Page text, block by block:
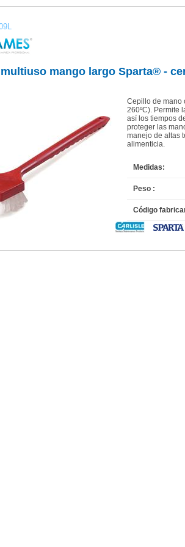
mango largo Sparta® -
Cepillo de mano
260ºC). Permite
así los tiempos
proteger las
manejo de altas
alimenticia.
Medidas:
Peso :
Código